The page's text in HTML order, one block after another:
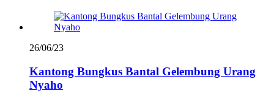
26/06/23
Kantong Bungkus Bantal Gelembung Urang
Nyaho